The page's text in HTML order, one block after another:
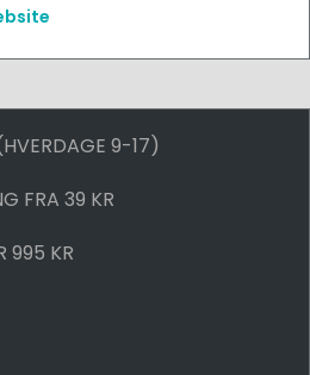
9-17)
FRA 39 KR
995 KR